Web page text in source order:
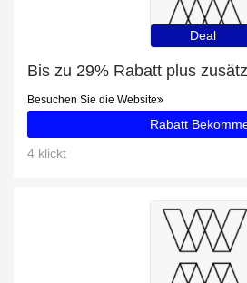
Deal
Besuchen Sie die Website
Rabatt
4 klickt